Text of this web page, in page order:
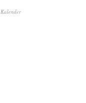
Kalender